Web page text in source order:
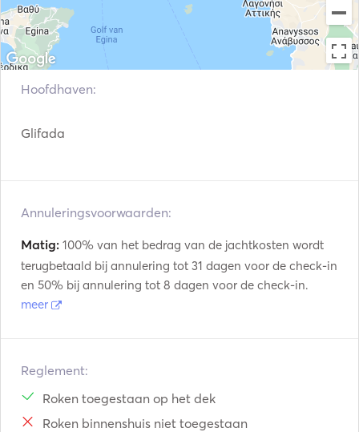
Hoofdhaven:
Glifada
Annuleringsvoorwaarden:
Matig: 100% van het bedrag van de jachtkosten wordt
terugbetaald bij annulering tot 31 dagen voor de check-in
en 50% bij annulering tot 8 dagen voor de check-in.
meer
Reglement:
Roken toegestaan op het dek
Roken binnenshuis niet toegestaan